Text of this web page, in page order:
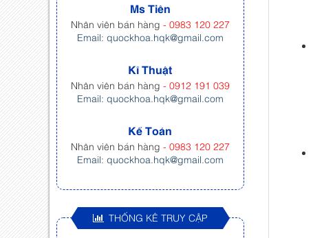
Ms Tiên
Nhân viên bán hàng - 0983 120 227
Email: quockhoa.hqk@gmail.com
Kĩ Thuật
Nhân viên bán hàng - 0912 191 039
Email: quockhoa.hqk@gmail.com
Kế Toán
Nhân viên bán hàng - 0983 120 227
Email: quockhoa.hqk@gmail.com
THỐNG KÊ TRUY CẬP